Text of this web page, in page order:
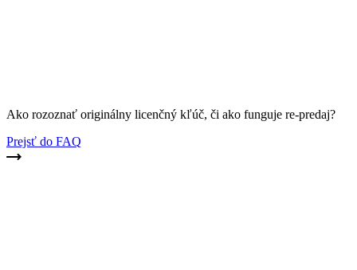
Ako rozoznať originálny licenčný kľúč, či ako funguje re-predaj?
Prejsť do FAQ